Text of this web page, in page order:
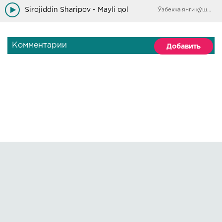
Maniki bo'larmikan
Sirojiddin Sharipov - Mayli qol Ўзбекча янги қўшиқлар
Комментарии Добавить